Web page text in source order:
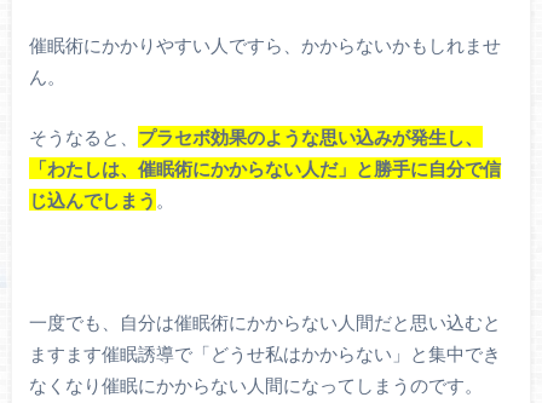
催眠術にかかりやすい人ですら、かからないかもしれませ
ん。
そうなると、 プラセボ効果のような思い込みが発生し、
「わたしは、催眠術にかからない人だ」と勝手に自分で信
じ込んでしまう 。
一度でも、自分は催眠術にかからない人間だと思い込むと
ますます催眠誘導で「どうせ私はかからない」と集中でき
なくなり催眠にかからない人間になってしまうのです。